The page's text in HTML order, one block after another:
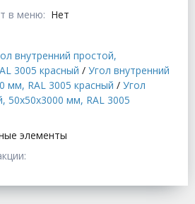
в меню: Нет
внутренний простой,
3005 красный / Угол внутренний
мм, RAL 3005 красный / Угол
50x50x3000 мм, RAL 3005
элементы